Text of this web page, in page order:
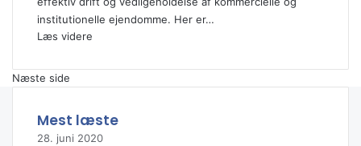
institutionelle ejendomme. Her er…
Læs videre
Næste side
Mest læste
28. juni 2020